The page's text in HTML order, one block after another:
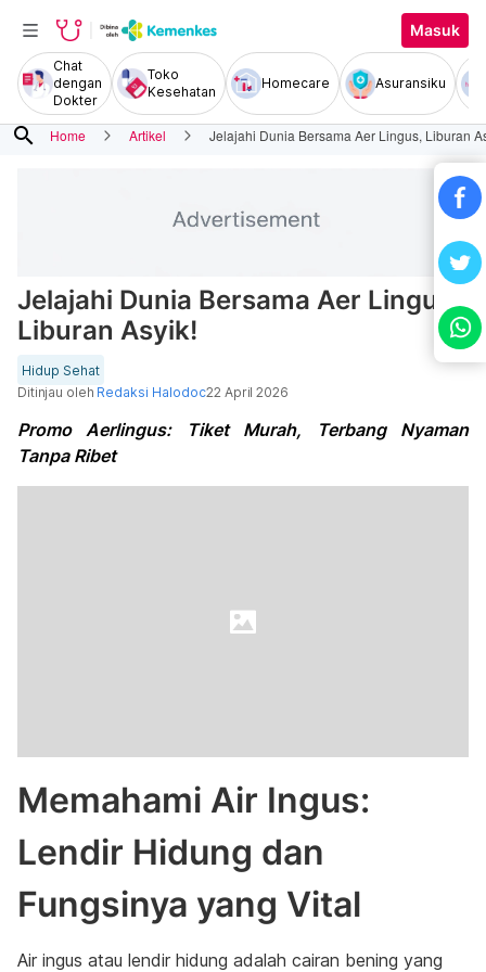
Masuk
Chat
dengan
Dokter
Toko
Kesehatan
Homecare Asuransiku
search Home Artikel Jelajahi Dunia Bersama Aer Lingus, Liburan
Jelajahi Dunia Bersama Aer Lingus,
Liburan Asyik!
Hidup Sehat
Ditinjau oleh Redaksi Halodoc22 April 2026
Promo Aerlingus: Tiket Murah, Terbang Nyaman
Tanpa Ribet
Memahami Air Ingus:
Lendir Hidung dan
Fungsinya yang Vital
Air ingus atau lendir hidung adalah cairan bening yang